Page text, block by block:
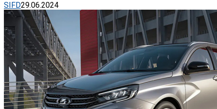
SIFD29.06.2024